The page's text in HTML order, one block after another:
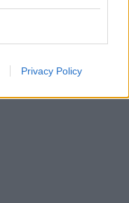
Privacy Policy